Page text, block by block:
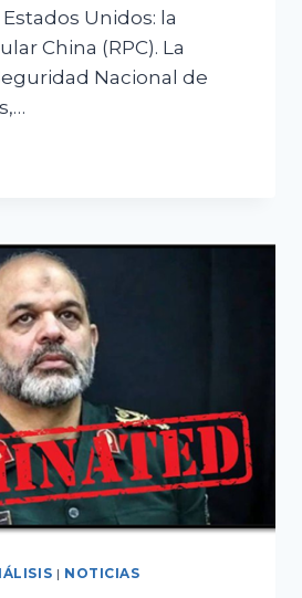
Unidos: la
China (RPC). La
Nacional de
| NOTICIAS